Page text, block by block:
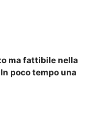
ma fattibile nella
poco tempo una